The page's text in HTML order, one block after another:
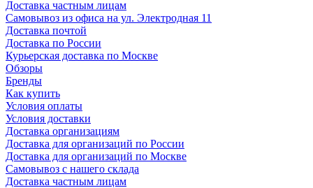
Доставка частным лицам
Самовывоз из офиса на ул. Электродная 11
Доставка почтой
Доставка по России
Курьерская доставка по Москве
Обзоры
Бренды
Как купить
Условия оплаты
Условия доставки
Доставка организациям
Доставка для организаций по России
Доставка для организаций по Москве
Самовывоз с нашего склада
Доставка частным лицам